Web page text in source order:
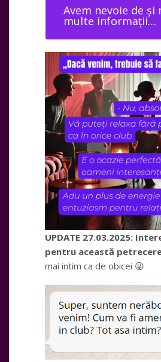
Avem nevoie de și
multe informații…
UPDATE 27.03.2025:
pentru această
mai intim ca de obicei 😜